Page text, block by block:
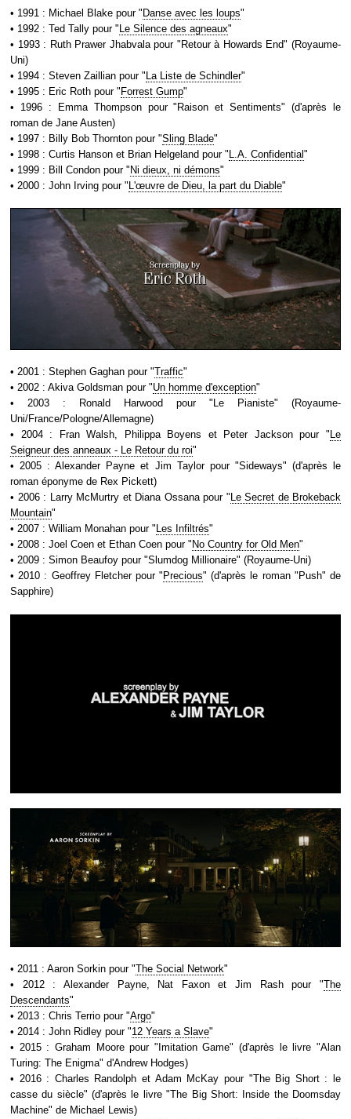
• 1991 : Michael Blake pour " Danse avec les loups"
• 1992 : Ted Tally pour " Le Silence des agneaux"
• 1993 : Ruth Prawer Jhabvala pour "Retour à Howards End" (Royaume-
Uni)
• 1994 : Steven Zaillian pour " La Liste de Schindler"
• 1995 : Eric Roth pour " Forrest Gump"
• 1996 : Emma Thompson pour "Raison et Sentiments" (d'après le
roman de Jane Austen)
• 1997 : Billy Bob Thornton pour "Sling Blade"
• 1998 : Curtis Hanson et Brian Helgeland pour " L.A. Confidential "
• 1999 : Bill Condon pour " Ni dieux, ni démons"
• 2000 : John Irving pour " L'œuvre de Dieu, la part du Diable"
• 2001 : Stephen Gaghan pour "Traffic"
• 2002 : Akiva Goldsman pour "Un homme d'exception"
• 2003 : Ronald Harwood pour "Le Pianiste" (Royaume-
Uni/France/Pologne/Allemagne)
• 2004 : Fran Walsh, Philippa Boyens et Peter Jackson pour " Le
Seigneur des anneaux - Le Retour du roi"
• 2005 : Alexander Payne et Jim Taylor pour "Sideways" (d'après le
roman éponyme de Rex Pickett)
• 2006 : Larry McMurtry et Diana Ossana pour " Le Secret de Brokeback
Mountain"
• 2007 : William Monahan pour " Les Infiltrés"
• 2008 : Joel Coen et Ethan Coen pour " No Country for Old Men"
• 2009 : Simon Beaufoy pour "Slumdog Millionaire" (Royaume-Uni)
• 2010 : Geoffrey Fletcher pour " Precious" (d'après le roman "Push" de
Sapphire)
• 2011 : Aaron Sorkin pour "The Social Network"
• 2012 : Alexander Payne, Nat Faxon et Jim Rash pour "The
Descendants"
• 2013 : Chris Terrio pour "Argo"
• 2014 : John Ridley pour "12 Years a Slave"
• 2015 : Graham Moore pour "Imitation Game" (d'après le livre "Alan
Turing: The Enigma" d'Andrew Hodges)
• 2016 : Charles Randolph et Adam McKay pour "The Big Short : le
casse du siècle" (d'après le livre "The Big Short: Inside the Doomsday
Machine" de Michael Lewis)